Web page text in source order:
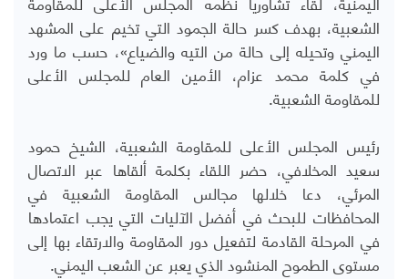
الشعبية، بهدف كسر حالة الجمود التي تخيم على المشهد
اليمني وتحيله إلى حالة من التيه والضياع»، حسب ما ورد
في كلمة محمد عزام، الأمين العام للمجلس الأعلى
للمقاومة الشعبية.
رئيس المجلس الأعلى للمقاومة الشعبية، الشيخ حمود
سعيد المخلافي، حضر اللقاء بكلمة ألقاها عبر الاتصال
المرئي، دعا خلالها مجالس المقاومة الشعبية في
المحافظات للبحث في أفضل الآليات التي يجب اعتمادها
في المرحلة القادمة لتفعيل دور المقاومة والارتقاء بها إلى
مستوى الطموح المنشود الذي يعبر عن الشعب اليمني.